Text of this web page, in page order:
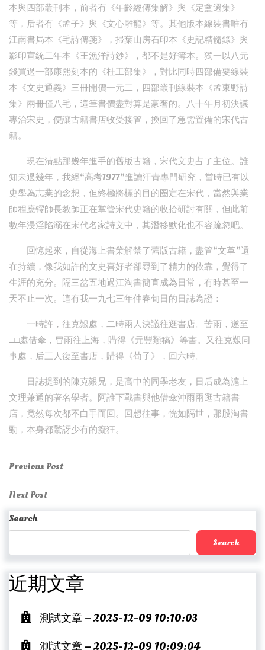
本與四部叢刊本，前者有《年齡經傳集解》與《定盦選集》
等，后者有《孟子》與《文心雕龍》等。其他版本線裝書唯有
江南書局本《毛詩傳箋》，掃葉山房石印本《史記精髓錄》與
影印宣統二年本《王漁洋詩鈔》，都不是好簿本。獨一以八元
錢買過一部康熙刻本的《杜工部集》，對比同時四部備要線裝
本《文史通義》三冊開價一元二，四部叢刊線裝本《孟東野詩
集》兩冊僅八毛，這筆書價盡對算是豪奢的。八十年月初決議
專治宋史，便讓古籍書店收受接管，換回了急需置備的宋代古
籍。
現在清點那幾年進手的舊版古籍，宋代文史占了主位。誰
知未過幾年，我經“高考1977”進讀汗青專門研究，當時已有以
史學為志業的念想，但終極將標的目的圈定在宋代，當然與業
師程應镠師長教師正在掌管宋代史籍的收拾研討有關，但此前
數年浸淫陷溺在宋代名家詩文中，其潛移默化也不容疏忽吧。
回憶起來，自從海上書業解禁了舊版古籍，盡管“文革”還
在持續，像我如許的文史喜好者卻尋到了精力的依靠，覺得了
生涯的充分。隔三岔五地過江淘書簡直成為日常，有時甚至一
天不止一次。這有我一九七三年仲春旬日的日誌為證：
一時許，往克艱處，二時兩人決議往逛書店。苦雨，遂至
□□處借傘，冒雨往上海，購得《元豐類稿》等書。又往克艱同
事處，后三人復至書店，購得《荀子》，回六時。
日誌提到的陳克艱兄，是高中的同學老友，日后成為滬上
文理兼通的著名學者。阿誰下戰書與他借傘沖雨兩逛古籍書
店，竟然每次都不白手而回。回想往事，恍如隔世，那股淘書
勁，本身都驚訝少有的癡狂。
Post
navigation
Previous
Previous Post
Next
Post
Next Post
Search
Search
近期文章
測試文章 – 2025-12-09 10:10:03
測試文章 – 2025-12-09 10:09:04